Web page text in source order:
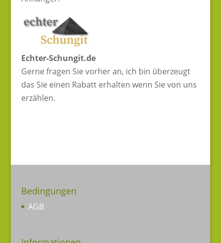
Echter-Schungit.de
Gerne fragen Sie vorher an, ich bin überzeugt
das Sie einen Rabatt erhalten wenn Sie von uns
erzählen.
Bedingungen
AGB